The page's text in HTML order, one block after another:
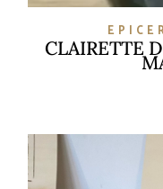
CLAIRETTE